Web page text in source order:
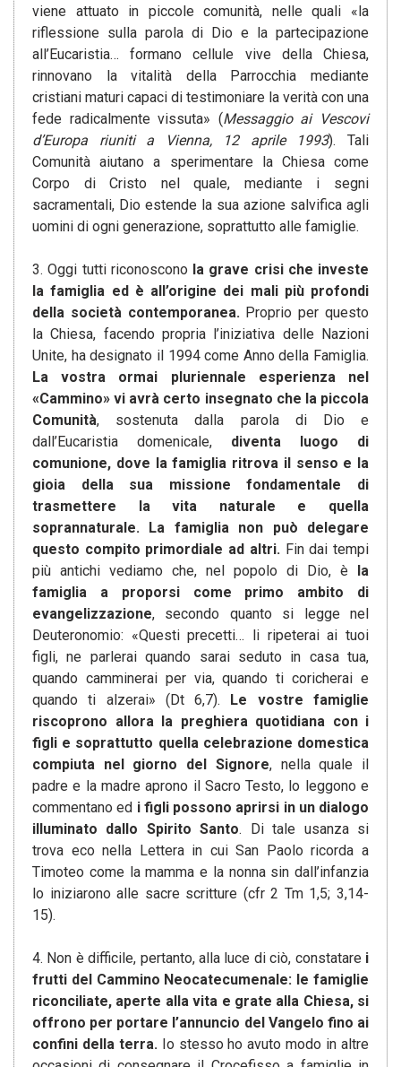
viene attuato in piccole comunità, nelle quali «la
riflessione sulla parola di Dio e la partecipazione
all’Eucaristia… formano cellule vive della Chiesa,
rinnovano la vitalità della Parrocchia mediante
cristiani maturi capaci di testimoniare la verità con una
fede radicalmente vissuta» (Messaggio ai Vescovi
d’Europa riuniti a Vienna, 12 aprile 1993). Tali
Comunità aiutano a sperimentare la Chiesa come
Corpo di Cristo nel quale, mediante i segni
sacramentali, Dio estende la sua azione salvifica agli
uomini di ogni generazione, soprattutto alle famiglie.
3. Oggi tutti riconoscono la grave crisi che investe
la famiglia ed è all’origine dei mali più profondi
della società contemporanea. Proprio per questo
la Chiesa, facendo propria l’iniziativa delle Nazioni
Unite, ha designato il 1994 come Anno della Famiglia.
La vostra ormai pluriennale esperienza nel
«Cammino» vi avrà certo insegnato che la piccola
Comunità, sostenuta dalla parola di Dio e
dall’Eucaristia domenicale, diventa luogo di
comunione, dove la famiglia ritrova il senso e la
gioia della sua missione fondamentale di
trasmettere la vita naturale e quella
soprannaturale. La famiglia non può delegare
questo compito primordiale ad altri. Fin dai tempi
più antichi vediamo che, nel popolo di Dio, è
la
famiglia a proporsi come primo ambito di
evangelizzazione, secondo quanto si legge nel
Deuteronomio: «Questi precetti… li ripeterai ai tuoi
figli, ne parlerai quando sarai seduto in casa tua,
quando camminerai per via, quando ti coricherai e
quando ti alzerai» (Dt 6,7).
Le vostre famiglie
riscoprono allora la preghiera quotidiana con i
figli e soprattutto quella celebrazione domestica
compiuta nel giorno del Signore, nella quale il
padre e la madre aprono il Sacro Testo, lo leggono e
commentano ed i figli possono aprirsi in un dialogo
illuminato dallo Spirito Santo. Di tale usanza si
trova eco nella Lettera in cui San Paolo ricorda a
Timoteo come la mamma e la nonna sin dall’infanzia
lo iniziarono alle sacre scritture (cfr 2 Tm 1,5; 3,14-
15).
4. Non è difficile, pertanto, alla luce di ciò, constatare i
frutti del Cammino Neocatecumenale: le famiglie
riconciliate, aperte alla vita e grate alla Chiesa, si
offrono per portare l’annuncio del Vangelo fino ai
confini della terra. Io stesso ho avuto modo in altre